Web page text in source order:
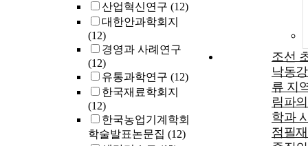
산업혁신연구 (12)
대한안과학회지
(12)
경영과 사례연구
(12)
유통과학연구 (12)
한국재료학회지
(12)
한국농업기계학회
학술발표논문집 (12)
조선
낙동
류 지
림파
학과
점필